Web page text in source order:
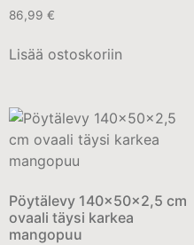
86,99 €
Lisää ostoskoriin
Pöytälevy 140x50x2,5 cm
ovaali täysi karkea
mangopuu